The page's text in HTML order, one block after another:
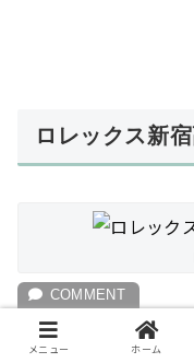
ロレックス新
ここからは、ロ
メニュー ホーム